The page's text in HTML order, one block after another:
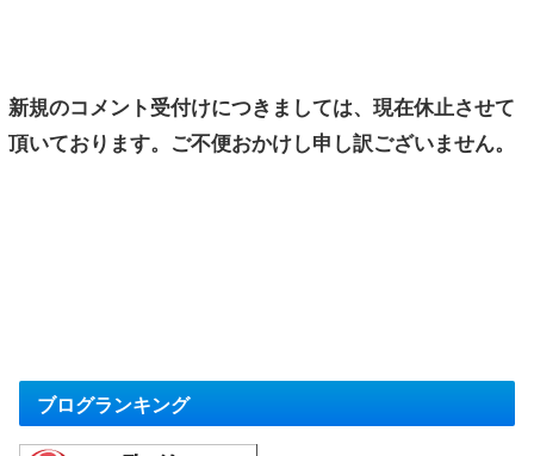
新規のコメント受付けにつきましては、現在休止させて
頂いております。ご不便おかけし申し訳ございません。
ブログランキング